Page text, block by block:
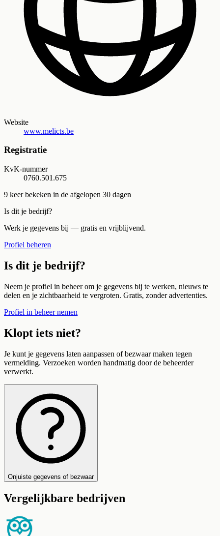
Website
www.melicts.be
Registratie
KvK-nummer
0760.501.675
9 keer bekeken in de afgelopen 30 dagen
Is dit je bedrijf?
Werk je gegevens bij — gratis en vrijblijvend.
Profiel beheren
Is dit je bedrijf?
Neem je profiel in beheer om je gegevens bij te werken, nieuws te
delen en je zichtbaarheid te vergroten. Gratis, zonder advertenties.
Profiel in beheer nemen
Klopt iets niet?
Je kunt je gegevens laten aanpassen of bezwaar maken tegen
vermelding. Verzoeken worden handmatig door de beheerder
verwerkt.
Onjuiste gegevens of bezwaar
Vergelijkbare bedrijven